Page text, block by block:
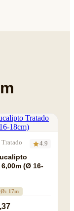
4.9
(Ø 16-
Ø: 17m